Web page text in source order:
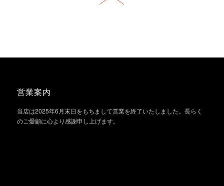
営業案内
当店は2025年6月末日をもちまして営業を終了いたしました。長らく
のご愛顧に心より感謝申し上げます。